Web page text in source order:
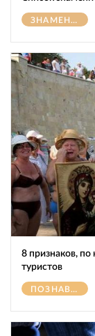
ЗНАМЕНИТОСТИ
8 признаков,
туристов
ПОЗНАВАТЕЛЬНОЕ